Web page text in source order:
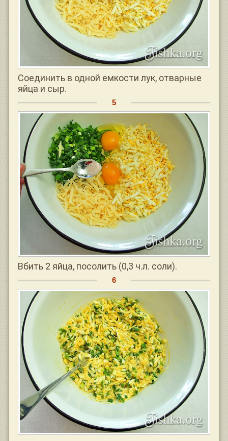
Соединить в одной емкости лук, отварные
яйца и сыр.
Вбить 2 яйца, посолить (0,3 ч.л. соли).